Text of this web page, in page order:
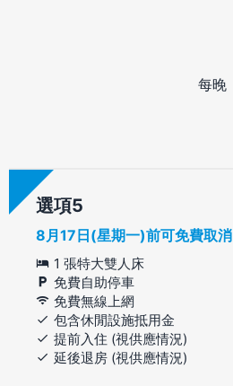
每晚
選項
8月17日(星期一)前可免費取消
1 張特大雙人床
免費自助停車
免費無線上網
包含休閒設施抵用金
提前入住 (視供應情況)
延後退房 (視供應情況)